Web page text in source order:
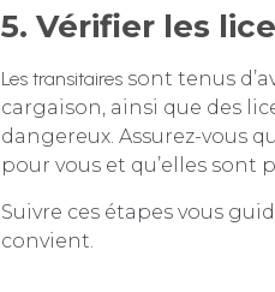
5. Vérifier les
Les transitairessont tenus
cargaison, ainsi que des
dangereux. Assurez-vous
pour vous et qu’elles
Suivre ces étapes vous
convient.